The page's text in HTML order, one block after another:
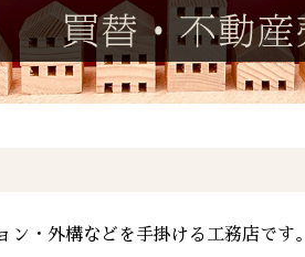
・外構などを手掛ける工務店です。